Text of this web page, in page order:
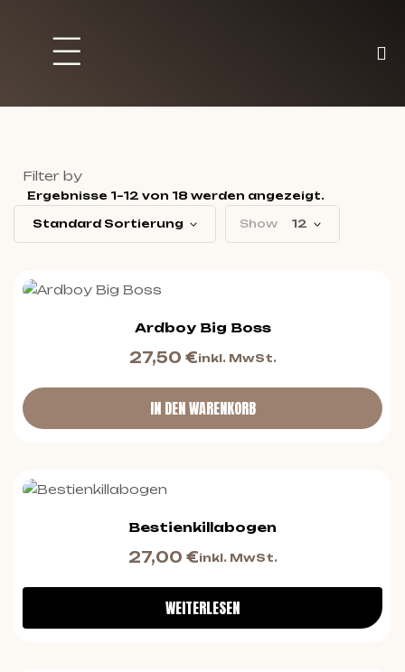
Filter by
Ergebnisse 1–12 von 18 werden angezeigt.
Standard Sortierung Show 12
Ardboy Big Boss
27,50 €inkl. MwSt.
IN DEN WARENKORB
Bestienkillabogen
27,00 €inkl. MwSt.
WEITERLESEN